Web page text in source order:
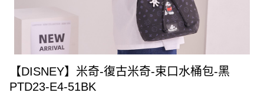
【DISNEY】米奇-復古米奇-束口水桶包-黑
PTD23-E4-51BK